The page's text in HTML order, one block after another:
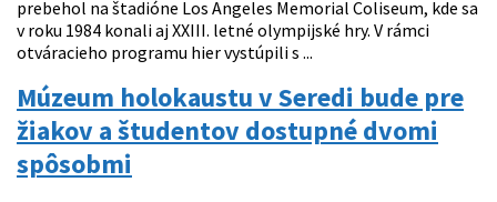
prebehol na štadióne Los Angeles Memorial Coliseum, kde sa
v roku 1984 konali aj XXIII. letné olympijské hry. V rámci
otváracieho programu hier vystúpili s ...
Múzeum holokaustu v Seredi bude pre
žiakov a študentov dostupné dvomi
spôsobmi